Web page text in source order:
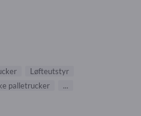
Løfteutstyr
palletrucker ...